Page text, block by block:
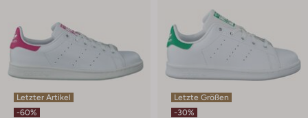
Letzter Artikel
-60%
Letzte Größen
-30%